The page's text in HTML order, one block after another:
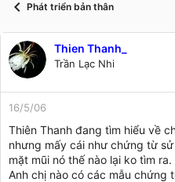
r
Phát triển bản thân
Thien Thanh_
Trần Lạc Nhi
16/5/06
Thiên Thanh đang tìm hiểu về
nhưng mấy cái như chứng từ
mặt mũi nó thế nào lại ko tìm ra.
Anh chị nào có các mẫu chứng